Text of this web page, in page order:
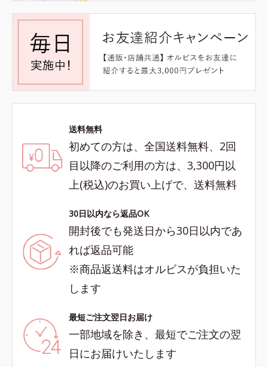
送料無料
初めての方は、全国送料無料、2回
目以降のご利用の方は、3,300円以
上(税込)のお買い上げで、送料無料
30日以内なら返品OK
開封後でも発送日から30日以内であ
れば返品可能
※商品返送料はオルビスが負担いた
します
最短ご注文翌日お届け
一部地域を除き、最短でご注文の翌
日にお届けいたします